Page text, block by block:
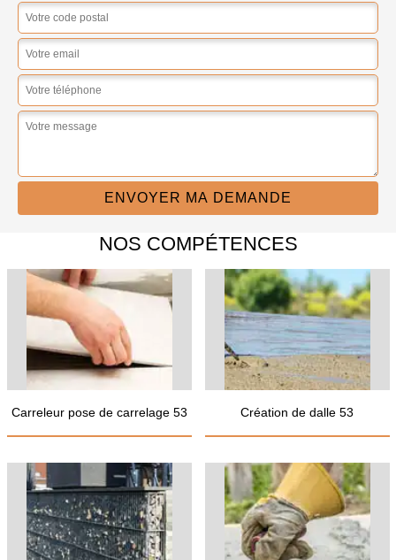
NOS COMPÉTENCES
Carreleur pose de carrelage 53 Création de dalle 53